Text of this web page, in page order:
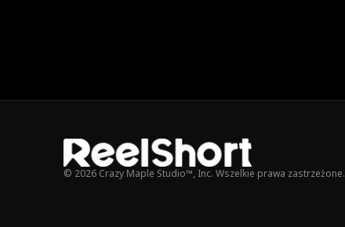
© 2026 Crazy Maple Studio™, Inc. Wszelkie prawa zastrzeżone.